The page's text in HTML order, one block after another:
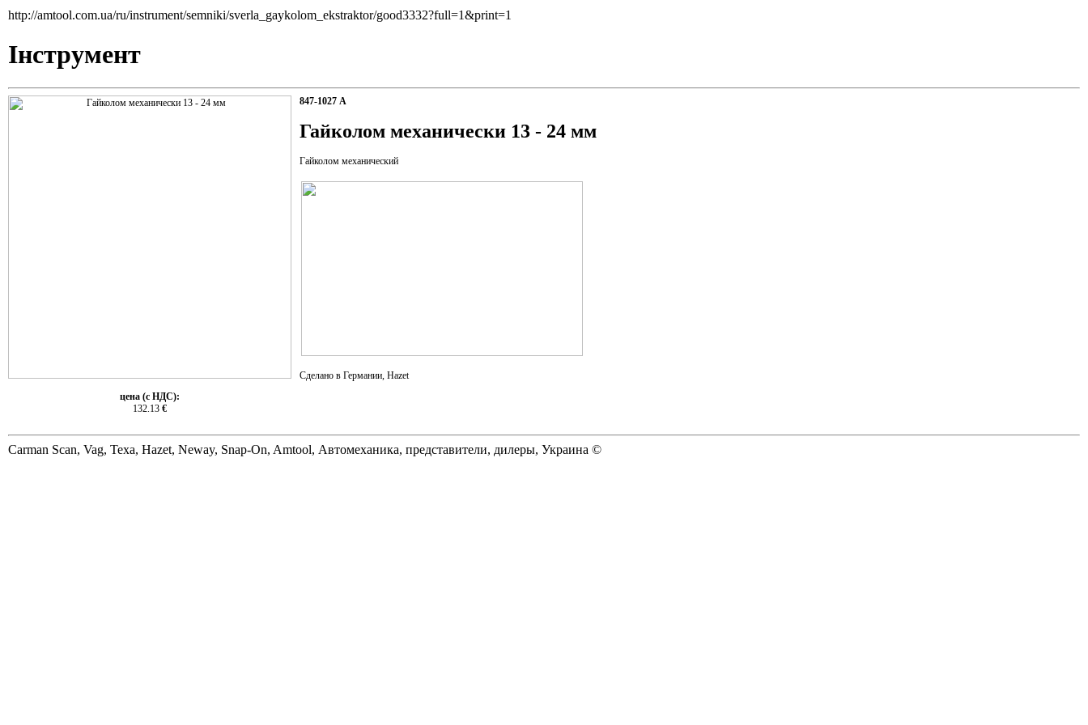
http://amtool.com.ua/ru/instrument/semniki/sverla_gaykolom_ekstraktor/good3332?full=1&print=1
Інструмент
цена (с НДС):
132.13 €
847-1027 А
Гайколом механически 13 - 24 мм
Гайколом механический
Сделано в Германии, Hazet
Carman Scan, Vag, Texa, Hazet, Neway, Snap-On, Amtool, Автомеханика, представители, дилеры, Украина ©